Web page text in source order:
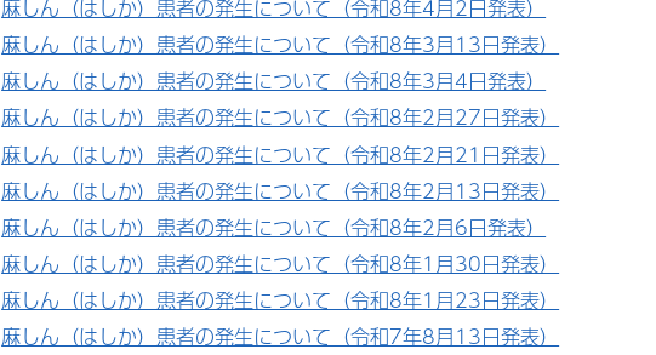
麻しん（はしか）患者の発生について（令和8年4月2日発表）
麻しん（はしか）患者の発生について（令和8年3月13日発表）
麻しん（はしか）患者の発生について（令和8年3月4日発表）
麻しん（はしか）患者の発生について（令和8年2月27日発表）
麻しん（はしか）患者の発生について（令和8年2月21日発表）
麻しん（はしか）患者の発生について（令和8年2月13日発表）
麻しん（はしか）患者の発生について（令和8年2月6日発表）
麻しん（はしか）患者の発生について（令和8年1月30日発表）
麻しん（はしか）患者の発生について（令和8年1月23日発表）
麻しん（はしか）患者の発生について（令和7年8月13日発表）